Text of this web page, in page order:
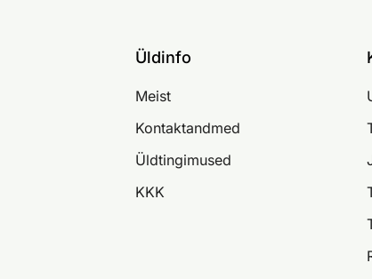
Üldinfo
Meist
Kontaktandmed
Üldtingimused
KKK